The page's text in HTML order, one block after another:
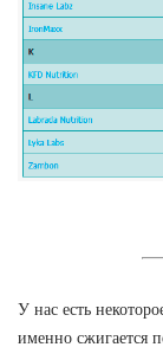
У нас есть
именно сжигается